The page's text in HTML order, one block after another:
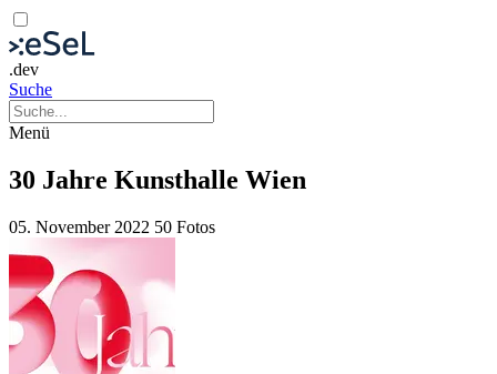
.dev
Suche
Menü
30 Jahre Kunsthalle Wien
05. November 2022 50 Fotos